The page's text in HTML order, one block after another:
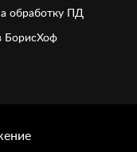
обработку ПД
БорисХоф